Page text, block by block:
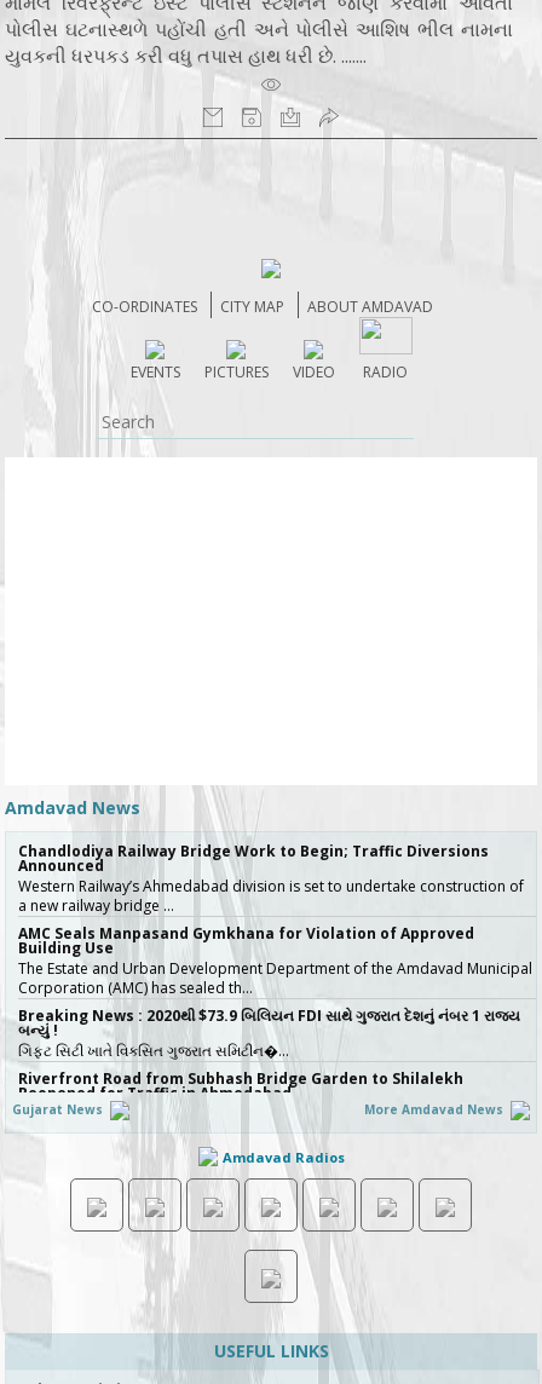
પોલીસ ઘટનાસ્થળે પહોંચી હતી અને પોલીસે આશિષ ભીલ નામના
યુવકની ધરપકડ કરી વધુ તપાસ હાથ ધરી છે. .......
CO-ORDINATES CITY MAP ABOUT AMDAVAD
EVENTS PICTURES VIDEO RADIO
Amdavad News
Chandlodiya Railway Bridge Work to Begin; Traffic Diversions
Announced
Western Railway’s Ahmedabad division is set to undertake construction of
a new railway bridge …
AMC Seals Manpasand Gymkhana for Violation of Approved
Building Use
The Estate and Urban Development Department of the Amdavad Municipal
Corporation (AMC) has sealed th…
Breaking News : 2020થી $73.9 બિલિયન FDI સાથે ગુજરાત દેશનું નંબર 1 રાજ્ય
બન્યું !
ગિફ્ટ સિટી ખાતે વિકસિત ગુજરાત સમિટીન�…
Riverfront Road from Subhash Bridge Garden to Shilalekh
Reopened for Traffic in Ahmedabad
The Sabarmati Riverfront Development Corporation Limited (SRFDCL) on
Friday announced the temporary …
AMC Water Supply to Be Disrupted in Parts of Ahmedabad on Aug
Water supply in parts of western Ahmedabad is expected to be affected on
Tuesday, August 11, due to …
Naroda Flyover Completion Pushed to July 2027; AMC Fines
Contractor ₹50 Lakh
The Amdavad Municipal Corporation (AMC) has extended the deadline for
the ₹276-crore Naroda Flyove…
અમદાવાદની શાળાઓમાં રવિવારે સ્વૈચ્છિક વર્ગોને મંજૂરી, શિક્ષણ વિભાગનો મહત્વપૂર્ણ નિર્ણય,
જુઓ Video
અમદાવાદમાં ભારે વરસાદ બાદ વિદ્યાર્થી…
Gujarat News More Amdavad News
Amdavad Radios
USEFUL LINKS